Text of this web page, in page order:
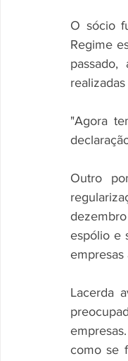
O sócio
Regime
"Agora
Outro
espólio e
empresas
Lacerda
como se